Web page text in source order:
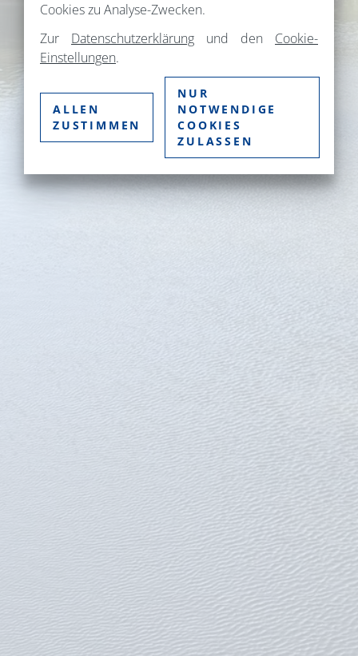
Cookies zu Analyse-Zwecken.
Zur Datenschutzerklärung und den Cookie-
Einstellungen.
ALLEN
ZUSTIMMEN
NUR
NOTWENDIGE
COOKIES
ZULASSEN